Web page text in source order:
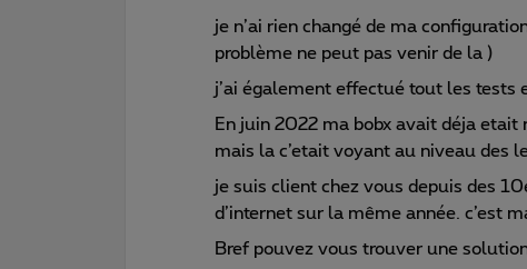
je n’ai rien changé de ma
problème ne peut pas venir de la )
j’ai également effectué tout les tests
En juin 2022 ma bobx avait déja
mais la c’etait voyant au niveau des
je suis client chez vous depuis des
d’internet sur la même année. c’est
Bref pouvez vous trouver une